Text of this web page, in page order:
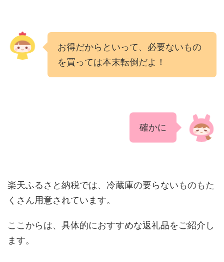
お得だからといって、必要ないもの
を買っては本末転倒だよ！
確かに
楽天ふるさと納税では、冷蔵庫の要らないものもた
くさん用意されています。
ここからは、具体的におすすめな返礼品をご紹介し
ます。